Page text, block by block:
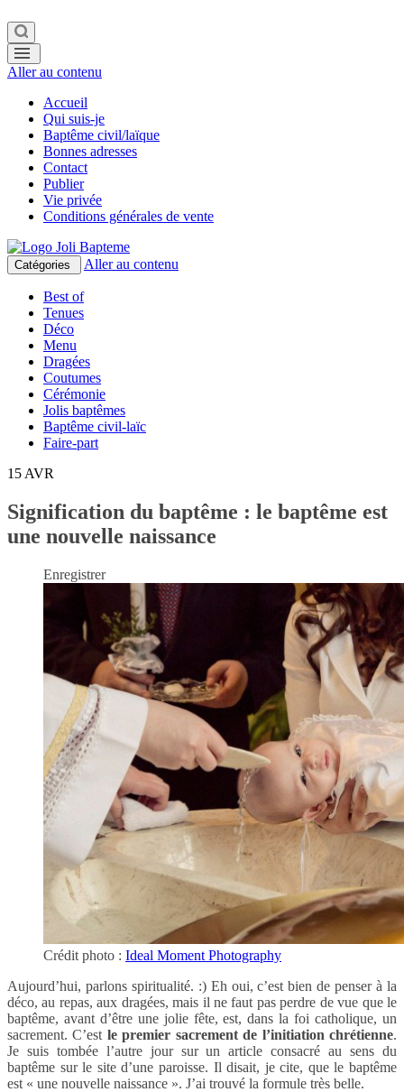
Aller au contenu
Accueil
Qui suis-je
Baptême civil/laïque
Bonnes adresses
Contact
Publier
Vie privée
Conditions générales de vente
Catégories Aller au contenu
Best of
Tenues
Déco
Menu
Dragées
Coutumes
Cérémonie
Jolis baptêmes
Baptême civil-laïc
Faire-part
15 AVR
Signification du baptême : le baptême est
une nouvelle naissance
Enregistrer
Crédit photo : Ideal Moment Photography
Aujourd’hui, parlons spiritualité. :) Eh oui, c’est bien de penser à la
déco, au repas, aux dragées, mais il ne faut pas perdre de vue que le
baptême, avant d’être une jolie fête, est, dans la foi catholique, un
sacrement. C’est le premier sacrement de l’initiation chrétienne.
Je suis tombée l’autre jour sur un article consacré au sens du
baptême sur le site d’une paroisse. Il disait, je cite, que le baptême
est « une nouvelle naissance ». J’ai trouvé la formule très belle.